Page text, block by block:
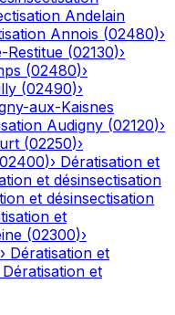
Andelain
Annois (02480)›
Restitue (02130)›
(02480)›
(02490)›
aux-Kaisnes
Audigny (02120)›
(02250)›
02400)› Dératisation et
et désinsectisation
et désinsectisation
et
(02300)›
› Dératisation et
Dératisation et